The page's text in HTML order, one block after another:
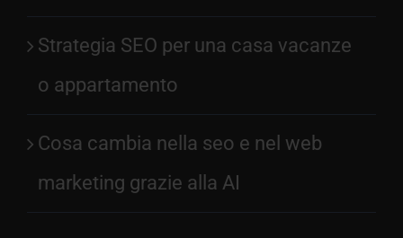
Strategia SEO per una casa vacanze
o appartamento
Cosa cambia nella seo e nel web
marketing grazie alla AI